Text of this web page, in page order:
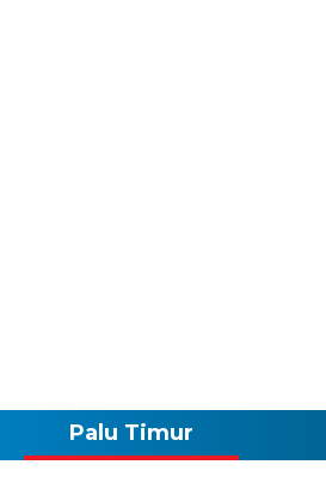
Palu Timur